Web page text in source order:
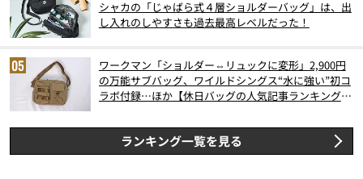
シャカの「じゃばら式４層ショルダーバッグ」は、出
し入れのしやすさも過去最高レベルだった！
ワークマン「ショルダー⇔リュックに変形」2,900円
の万能サブバッグ、ワイルドシングス“水に強い”初コ
ラボ付録…ほか【休日バッグの人気記事ランキングベ
ランキング一覧を見る